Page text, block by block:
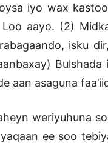
iyo wax
aayo. (2)
isku
Bulshada
aan asaguna
weriyuhuna
ee soo